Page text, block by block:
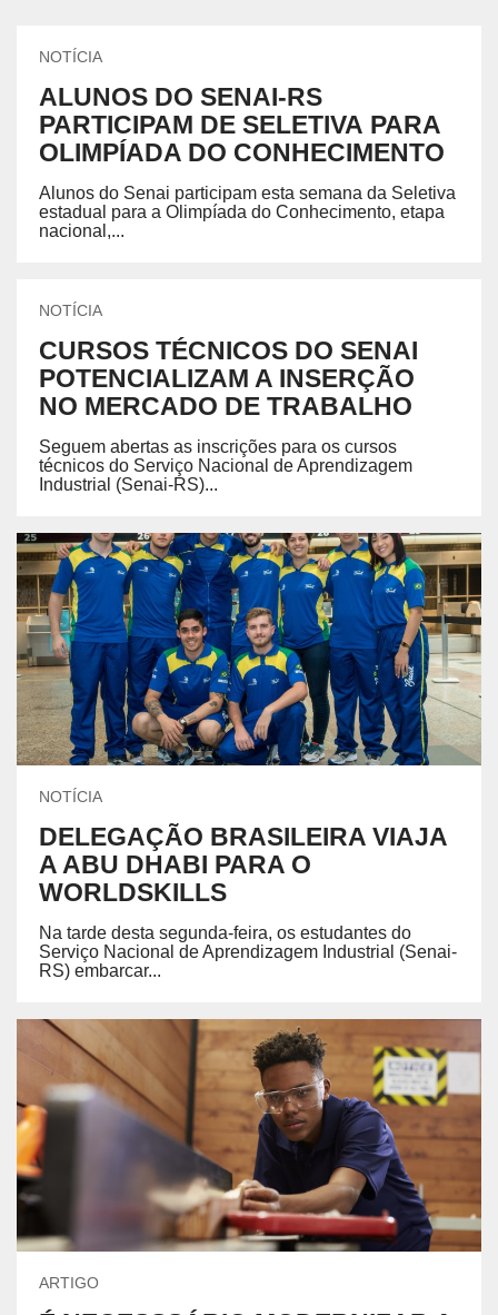
NOTÍCIA
ALUNOS DO SENAI-RS
PARTICIPAM DE SELETIVA PARA
OLIMPÍADA DO CONHECIMENTO
Alunos do Senai participam esta semana da Seletiva
estadual para a Olimpíada do Conhecimento, etapa
nacional,...
NOTÍCIA
CURSOS TÉCNICOS DO SENAI
POTENCIALIZAM A INSERÇÃO
NO MERCADO DE TRABALHO
Seguem abertas as inscrições para os cursos
técnicos do Serviço Nacional de Aprendizagem
Industrial (Senai-RS)...
NOTÍCIA
DELEGAÇÃO BRASILEIRA VIAJA
A ABU DHABI PARA O
WORLDSKILLS
Na tarde desta segunda-feira, os estudantes do
Serviço Nacional de Aprendizagem Industrial (Senai-
RS) embarcar...
ARTIGO